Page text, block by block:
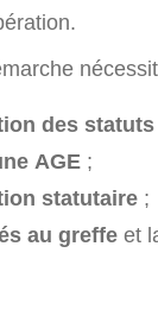
des statuts
AGE ;
statutaire ;
au greffe et